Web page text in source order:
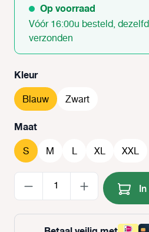
Op voorraad
Vóór 16:00u besteld,
verzonden
Selecteer
Kleur
Blauw Zwart
Selecteer
Maat
S M L XL XXL